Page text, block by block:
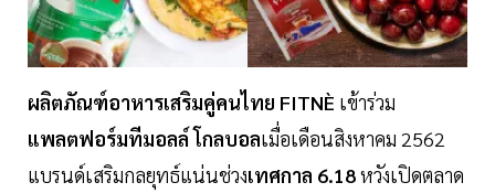
ผลิตภัณฑ์อาหารเสริมคู่คนไทย FITNÈ เข้าร่วม
แพลตฟอร์มทีมอลล์ โกลบอลเมื่อเดือนสิงหาคม 2562
แบรนด์เสริมกลยุทธ์แน่นช่วงเทศกาล 6.18หวังเปิดตลาด